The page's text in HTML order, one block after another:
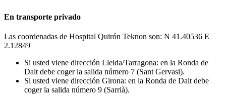
En transporte privado
Las coordenadas de Hospital Quirón Teknon son: N 41.40536 E
2.12849
Si usted viene dirección Lleida/Tarragona: en la Ronda de
Dalt debe coger la salida número 7 (Sant Gervasi).
Si usted viene dirección Girona: en la Ronda de Dalt debe
coger la salida número 9 (Sarrià).